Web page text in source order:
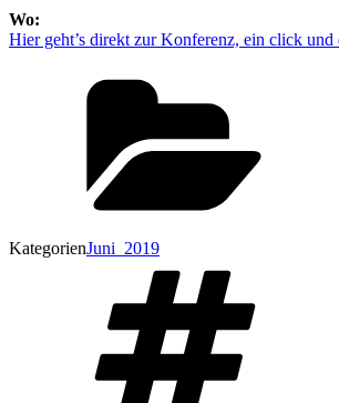
Wo:
Hier geht’s direkt zur Konferenz, ein click
KategorienJuni_2019